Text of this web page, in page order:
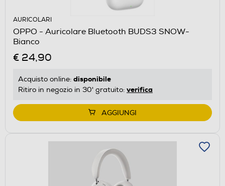
AURICOLARI
OPPO - Auricolare Bluetooth BUDS3 SNOW-
Bianco
€ 24,90
Acquisto online: disponibile
Ritiro in negozio in 30' gratuito: verifica
AGGIUNGI